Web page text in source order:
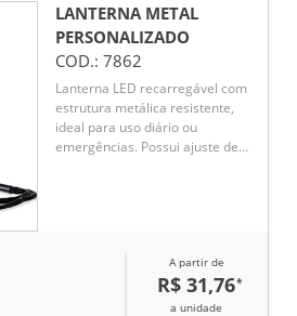
LANTERNA METAL
PERSONALIZADO
COD.: 7862
Lanterna LED recarregável com
estrutura metálica resistente,
ideal para uso diário ou
emergências. Possui ajuste de
cabo USB-C, sendo um brinde
corporativo funcional e de alto
A partir de
R$ 31,76*
a unidade